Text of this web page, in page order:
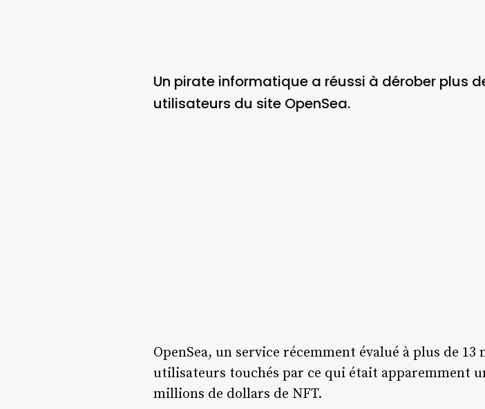
Un pirate informatique a réussi à dérober plus
utilisateurs du site OpenSea.
OpenSea, un service récemment évalué à plus de
utilisateurs touchés par ce qui était apparemment
millions de dollars de NFT.